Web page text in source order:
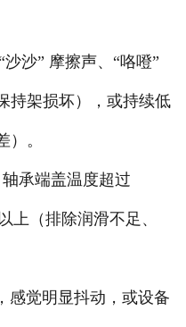
沙” 摩擦声、“咯噔”
持架损坏），或持续低
。
承端盖温度超过
（排除润滑不足、
觉明显抖动，或设备